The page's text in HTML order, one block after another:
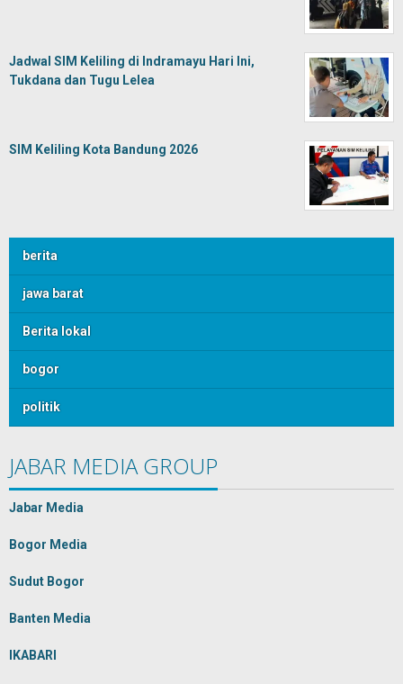
Jadwal SIM Keliling di Indramayu Hari Ini,
Tukdana dan Tugu Lelea
SIM Keliling Kota Bandung 2026
berita
jawa barat
Berita lokal
bogor
politik
JABAR MEDIA GROUP
Jabar Media
Bogor Media
Sudut Bogor
Banten Media
IKABARI